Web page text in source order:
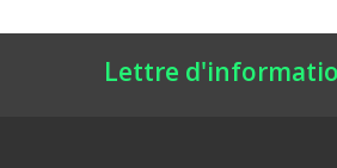
Lettre